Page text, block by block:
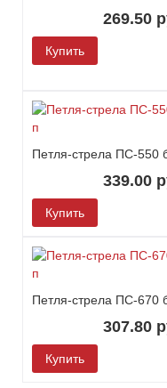
269.50
Купить
Петля-стрела ПС-550
339.00
Купить
Петля-стрела ПС-670
307.80
Купить